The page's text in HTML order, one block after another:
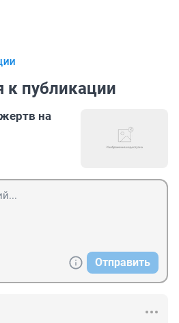
к публикации
на
Отправить